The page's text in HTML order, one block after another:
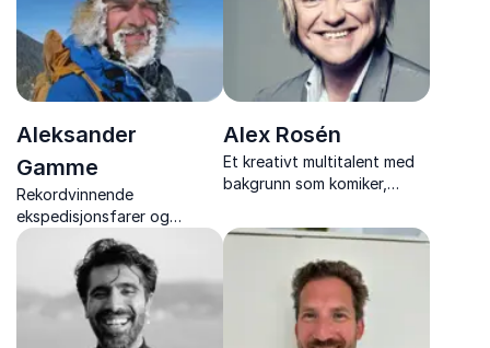
Aleksander
Gamme
Rekordvinnende
ekspedisjonsfarer og
programleder. Han tar dere
med på en metaforisk reise
over Antarktis.
Alex Rosén
Et kreativt multitalent med
bakgrunn som komiker,
en lang karriere på TV som